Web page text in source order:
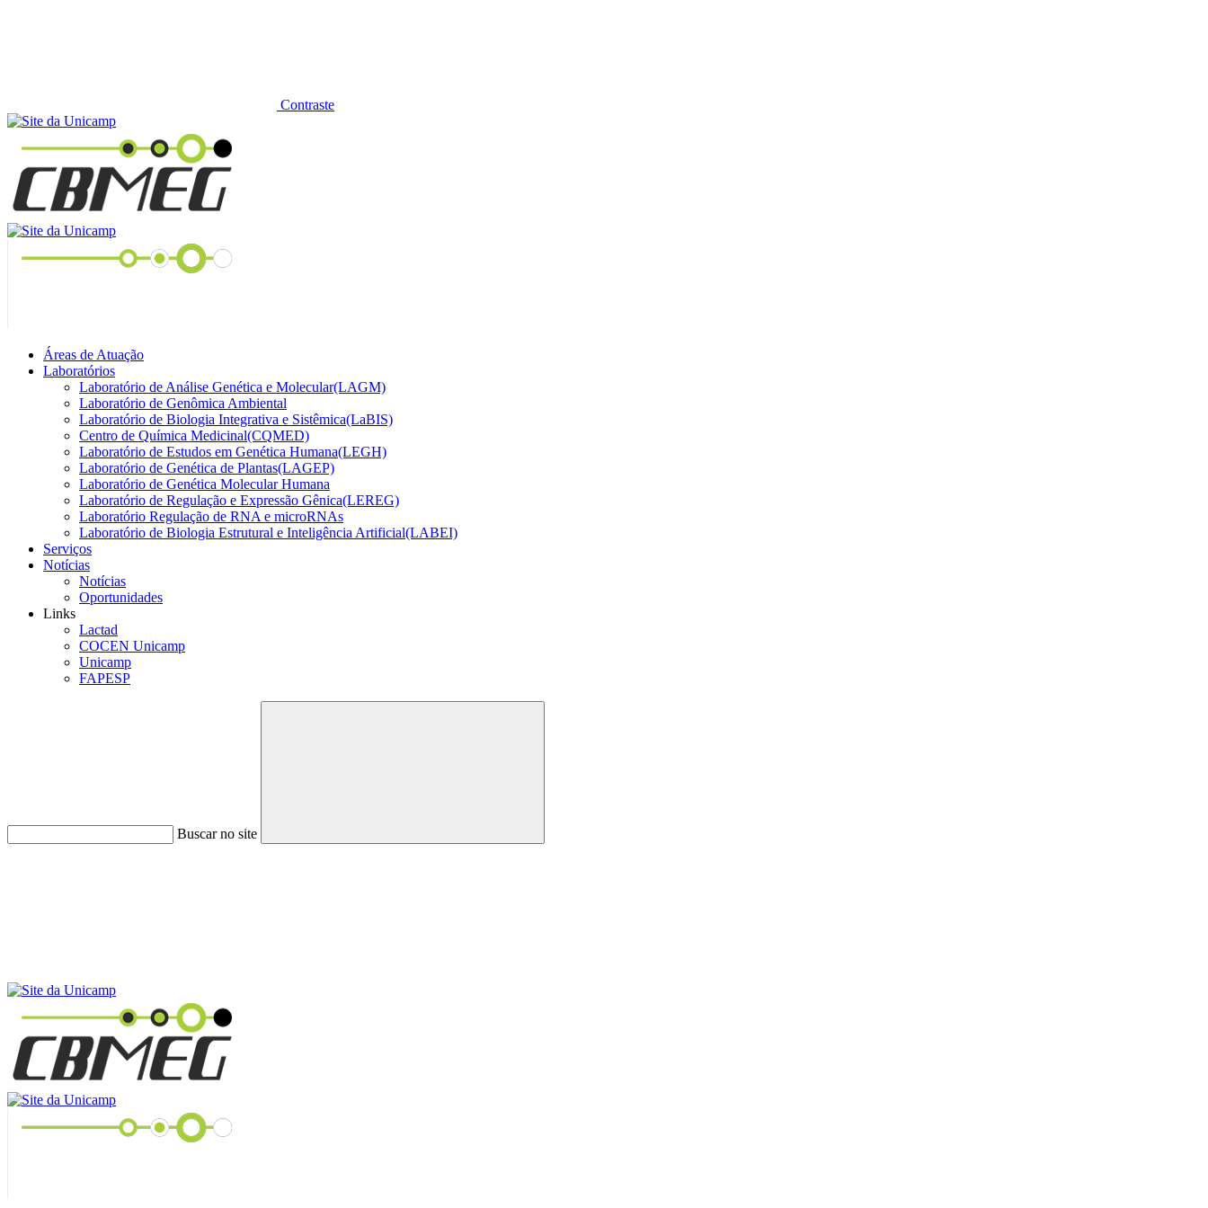
Contraste
Áreas de Atuação
Laboratórios
Laboratório de Análise Genética e Molecular(LAGM)
Laboratório de Genômica Ambiental
Laboratório de Biologia Integrativa e Sistêmica(LaBIS)
Centro de Química Medicinal(CQMED)
Laboratório de Estudos em Genética Humana(LEGH)
Laboratório de Genética de Plantas(LAGEP)
Laboratório de Genética Molecular Humana
Laboratório de Regulação e Expressão Gênica(LEREG)
Laboratório Regulação de RNA e microRNAs
Laboratório de Biologia Estrutural e Inteligência Artificial(LABEI)
Serviços
Notícias
Notícias
Oportunidades
Links
Lactad
COCEN Unicamp
Unicamp
FAPESP
Buscar no site
Buscar